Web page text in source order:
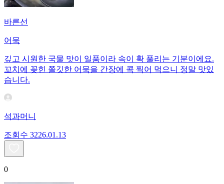
바른선
어묵
깊고 시원한 국물 맛이 일품이라 속이 확 풀리는 기분이에요.
꼬치에 꽂힌 쫄깃한 어묵을 간장에 콕 찍어 먹으니 정말 맛있
습니다.
석과머니
조회수 3226.01.13
0